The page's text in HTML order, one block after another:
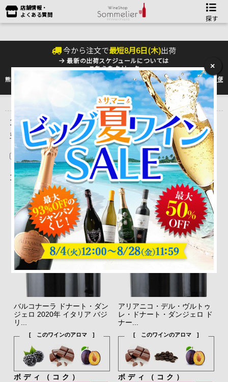
店舗情報・
よくある質問
探す
今から注文で最短8月6日(木)出荷
最新の出荷スケジュールについては
こちらをクリック
熊本地震の影響により九州への配送に遅れが生じております。最新情報は佐川急便
のHP
をご確認下さい。
産地で探す ＞ イタリア ＞バジリカータ Basilicata
1 ～ 15 件目を表示しています。（全17件）
並べ替え
在庫切れを除く
1 |2 |次ページを表示
バルコナーラ ドナート・ダン
ジェロ 2020年 イタリア バジ
リ...
[ このワインのアロマ ]
ボディ（コク）
アリアニコ・デル・ヴルトゥ
レ・ドナート・ダンジェロ ド
ナー...
[ このワインのアロマ ]
ボディ（コク）
×